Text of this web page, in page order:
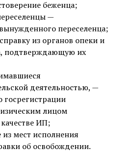
беженца;
—
переселенца;
из органов опеки и
подтверждающую их
деятельностью, —
госрегистрации
лицом
ИП;
мест исполнения
об освобождении.